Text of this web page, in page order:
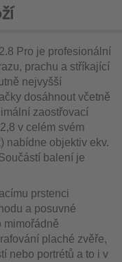
Pro je profesionální
prachu a stříkající
nejvyšší
dosáhnout včetně
zaostřovací
v celém svém
nabídne objektiv ekv.
balení je
prstenci
a posuvné
mimořádně
plaché zvěře,
nebo portrétů a to i v